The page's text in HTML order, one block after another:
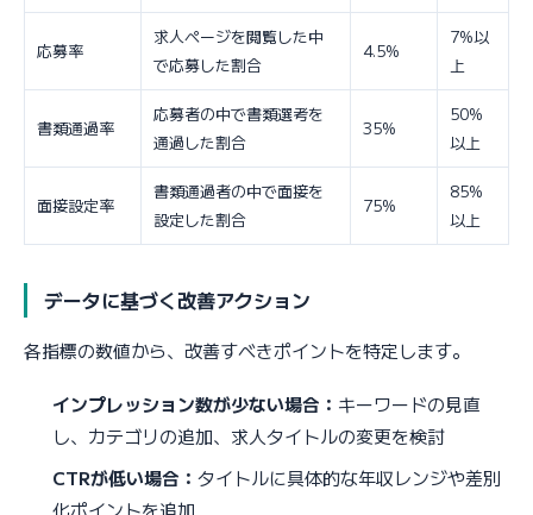
応募率
求人ページを閲覧した中
で応募した割合
4.5%
7%以
上
書類通過率
応募者の中で書類選考を
通過した割合
35%
50%
以上
面接設定率
書類通過者の中で面接を
設定した割合
75%
85%
以上
データに基づく改善アクション
各指標の数値から、改善すべきポイントを特定します。
インプレッション数が少ない場合： キーワードの見直
し、カテゴリの追加、求人タイトルの変更を検討
CTRが低い場合： タイトルに具体的な年収レンジや差別
化ポイントを追加